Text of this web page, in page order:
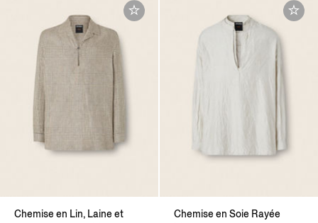
Chemise en Lin, Laine et
Chemise en Soie Rayée